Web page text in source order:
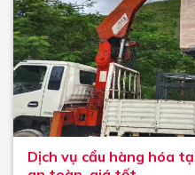
Dịch vụ cẩu hàng hóa